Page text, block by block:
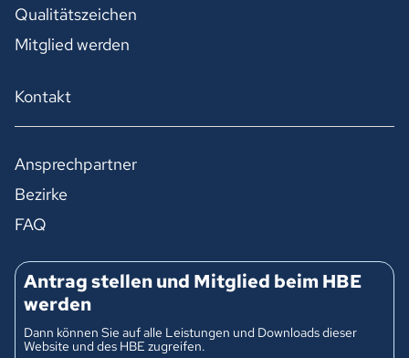
Qualitätszeichen
Mitglied werden
Kontakt
Ansprechpartner
Bezirke
FAQ
Antrag stellen und Mitglied beim HBE
werden
Dann können Sie auf alle Leistungen und Downloads dieser
Website und des HBE zugreifen.